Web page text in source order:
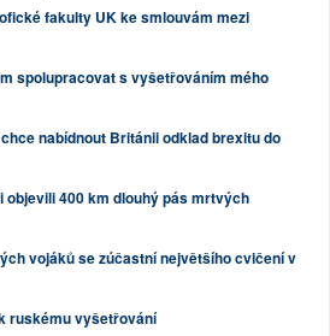
fakulty UK ke smlouvám mezi
spolupracovat s vyšetřováním mého
nabídnout Británii odklad brexitu do
objevili 400 km dlouhý pás mrtvých
vojáků se zúčastní největšího cvičení v
ruskému vyšetřování